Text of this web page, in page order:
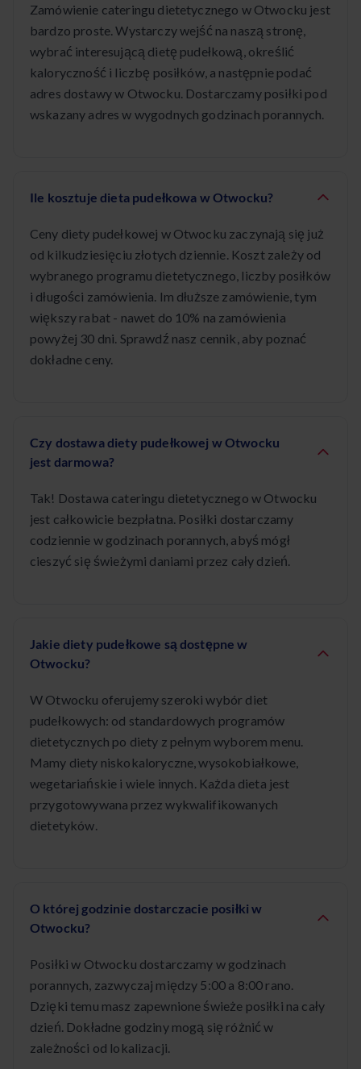
Zamówienie cateringu dietetycznego w Otwocku jest
bardzo proste. Wystarczy wejść na naszą stronę,
wybrać interesującą dietę pudełkową, określić
kaloryczność i liczbę posiłków, a następnie podać
adres dostawy w Otwocku. Dostarczamy posiłki pod
wskazany adres w wygodnych godzinach porannych.
Ile kosztuje dieta pudełkowa w Otwocku?
Ceny diety pudełkowej w Otwocku zaczynają się już
od kilkudziesięciu złotych dziennie. Koszt zależy od
wybranego programu dietetycznego, liczby posiłków
i długości zamówienia. Im dłuższe zamówienie, tym
większy rabat - nawet do 10% na zamówienia
powyżej 30 dni. Sprawdź nasz cennik, aby poznać
dokładne ceny.
Czy dostawa diety pudełkowej w Otwocku
jest darmowa?
Tak! Dostawa cateringu dietetycznego w Otwocku
jest całkowicie bezpłatna. Posiłki dostarczamy
codziennie w godzinach porannych, abyś mógł
cieszyć się świeżymi daniami przez cały dzień.
Jakie diety pudełkowe są dostępne w
Otwocku?
W Otwocku oferujemy szeroki wybór diet
pudełkowych: od standardowych programów
dietetycznych po diety z pełnym wyborem menu.
Mamy diety niskokaloryczne, wysokobiałkowe,
wegetariańskie i wiele innych. Każda dieta jest
przygotowywana przez wykwalifikowanych
dietetyków.
O której godzinie dostarczacie posiłki w
Otwocku?
Posiłki w Otwocku dostarczamy w godzinach
porannych, zazwyczaj między 5:00 a 8:00 rano.
Dzięki temu masz zapewnione świeże posiłki na cały
dzień. Dokładne godziny mogą się różnić w
zależności od lokalizacji.